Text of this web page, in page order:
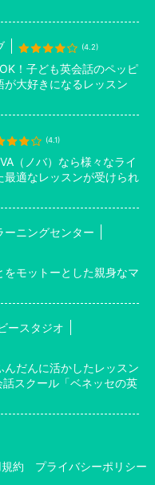
(4.2)
！子ども英会話のペッピ
が大好きになるレッスン
(4.1)
（ノバ）なら様々なライ
最適なレッスンが受けられ
ーニングセンター
をモットーとした親身なマ
ースタジオ
だんに活かしたレッスン
スクール「ベネッセの英
約
プライバシーポリシー